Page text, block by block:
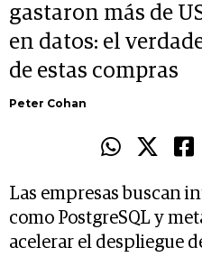
gastaron más de
en datos: el
de estas compras
Peter Cohan
Las empresas buscan
como PostgreSQL y
acelerar el despliegue